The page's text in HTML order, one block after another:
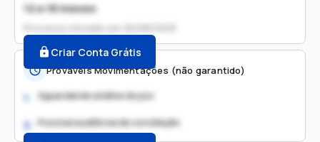
12 a 18 meses
Processo iniciado em
Criar Conta Grátis
Prováveis Movimentações (não garantido)
1. Aguardando análise do juiz
2. Possível audiência de conciliação